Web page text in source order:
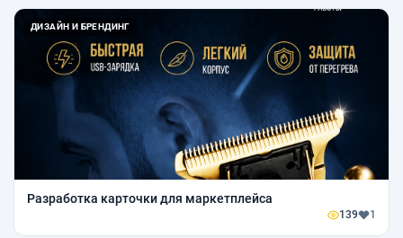
ДИЗАЙН И БРЕНДИНГ
Разработка карточки для маркетплейса
139 1